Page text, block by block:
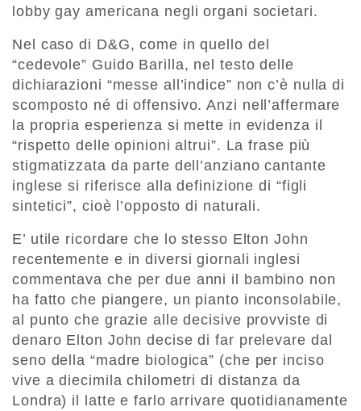
lobby gay americana negli organi societari.
Nel caso di D&G, come in quello del
“cedevole” Guido Barilla, nel testo delle
dichiarazioni “messe all’indice” non c’è nulla di
scomposto né di offensivo. Anzi nell’affermare
la propria esperienza si mette in evidenza il
“rispetto delle opinioni altrui”. La frase più
stigmatizzata da parte dell’anziano cantante
inglese si riferisce alla definizione di “figli
sintetici”, cioè l’opposto di naturali.
E’ utile ricordare che lo stesso Elton John
recentemente e in diversi giornali inglesi
commentava che per due anni il bambino non
ha fatto che piangere, un pianto inconsolabile,
al punto che grazie alle decisive provviste di
denaro Elton John decise di far prelevare dal
seno della “madre biologica” (che per inciso
vive a diecimila chilometri di distanza da
Londra) il latte e farlo arrivare quotidianamente